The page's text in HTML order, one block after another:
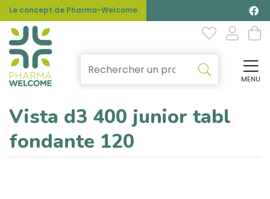
Le concept de Pharma-Welcome
MENU
Vista d3 400 junior tabl
fondante 120